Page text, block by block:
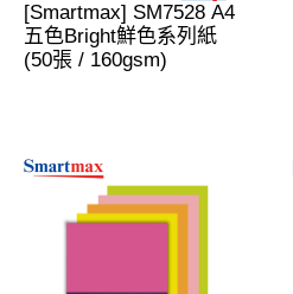
[Smartmax] SM7528 A4
五色Bright鮮色系列紙
(50張 / 160gsm)